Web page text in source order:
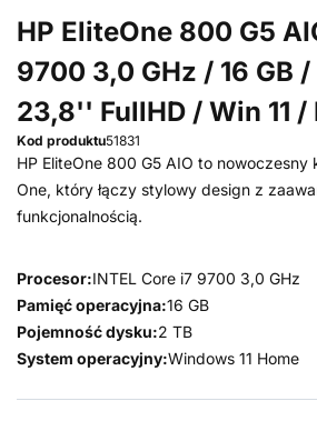
HP EliteOne 800 G5
9700 3,0 GHz / 16 GB /
23,8'' FullHD / Win 11 /
Kod produktu51831
HP EliteOne 800 G5 AIO to
One, który łączy stylowy design z
funkcjonalnością.
Procesor:INTEL Core i7 9700 3,0 GHz
Pamięć operacyjna:16 GB
Pojemność dysku:2 TB
System operacyjny:Windows 11 Home